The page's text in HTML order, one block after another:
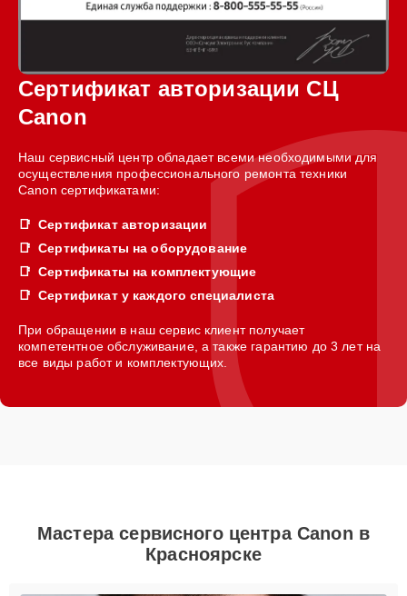
Сертификат авторизации СЦ
Canon
Наш сервисный центр обладает всеми необходимыми для
осуществления профессионального ремонта техники
Canon сертификатами:
Сертификат авторизации
Сертификаты на оборудование
Сертификаты на комплектующие
Сертификат у каждого специалиста
При обращении в наш сервис клиент получает
компетентное обслуживание, а также гарантию до 3 лет на
все виды работ и комплектующих.
Мастера сервисного центра Canon в
Красноярске